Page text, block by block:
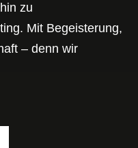
zu
Mit Begeisterung,
– denn wir